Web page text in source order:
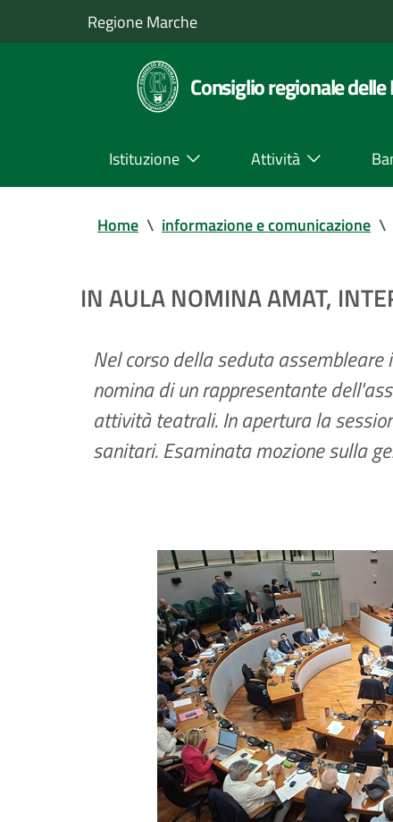
Regione Marche
Consiglio regionale
Istituzione Attività
Home \ informazione e comunicazione \
IN AULA NOMINA AMAT,
Nel corso della seduta
nomina di un rappresentante
attività teatrali. In apertura la
sanitari. Esaminata mozione sulla